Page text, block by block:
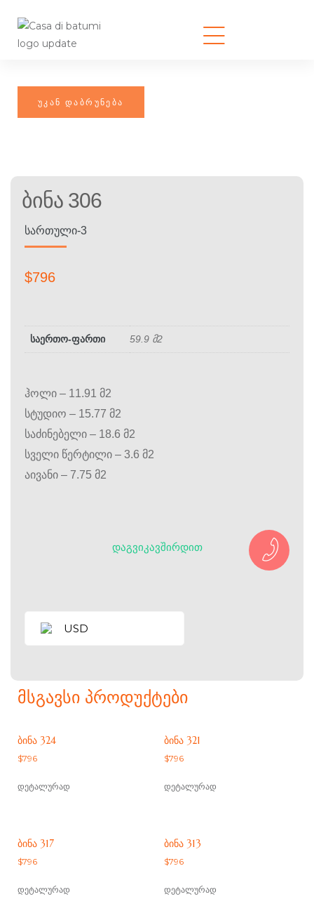
Ბინა 306
ᲡᲐᲠᲗᲣᲚᲘ-3
$796
საერთო-ფართი 59.9 მ2
ჰოლი – 11.91 მ2
სტუდიო – 15.77 მ2
საძინებელი – 18.6 მ2
სველი წერტილი – 3.6 მ2
აივანი – 7.75 მ2
ᲓᲐᲒᲕᲘᲙᲐᲕᲨᲘᲠᲓᲘᲗ
USD
ᲛᲡᲒᲐᲕᲡᲘ ᲞᲠᲝᲓᲣᲥᲢᲔᲑᲘ
ᲑᲘᲜᲐ 324
$796
დეტალურად
ᲑᲘᲜᲐ 321
$796
დეტალურად
ᲑᲘᲜᲐ 317
$796
დეტალურად
ᲑᲘᲜᲐ 313
$796
დეტალურად